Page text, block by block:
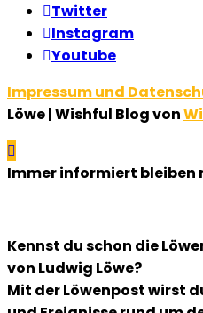
Twitter
Instagram
Youtube
Impressum und
Löwe | Wishful Blog von
Immer informiert bleiben
Kennst du schon die
von Ludwig Löwe?
Mit der Löwenpost wirst